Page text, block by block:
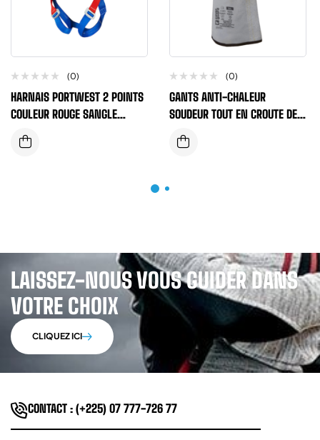
(0)
HARNAIS PORTWEST 2 POINTS
COULEUR ROUGE SANGLE
POLYESTER CERTIFIE CE
(0)
GANTS ANTI-CHALEUR
SOUDEUR TOUT EN CROUTE DE
VACHETTE SUPERIEUR IGNIFUGE
LAISSEZ-NOUS VOUS GUIDER DANS
VOTRE CHOIX
CLIQUEZ ICI
CONTACT : (+225) 07 777-726 77